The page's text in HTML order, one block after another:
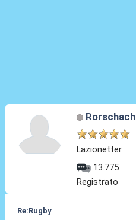
Rorschach
Lazionetter
13.775
Registrato
Re:Rugby